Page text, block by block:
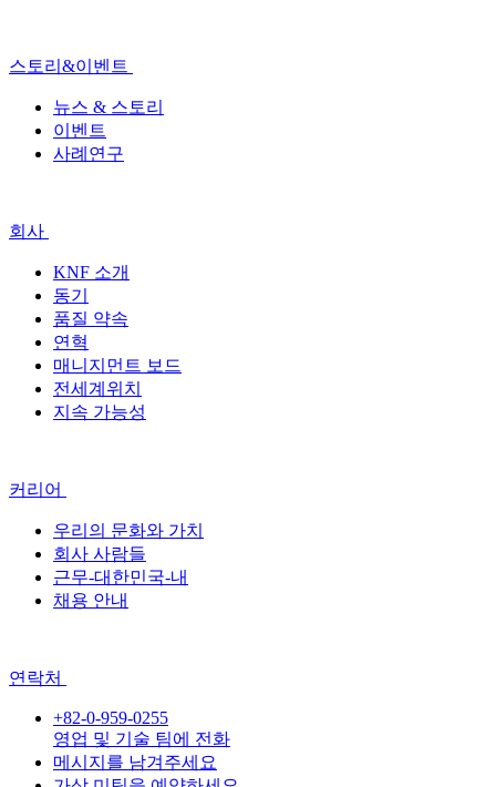
스토리&이벤트
뉴스 & 스토리
이벤트
사례연구
회사
KNF 소개
동기
품질 약속
연혁
매니지먼트 보드
전세계위치
지속 가능성
커리어
우리의 문화와 가치
회사 사람들
근무-대한민국-내
채용 안내
연락처
+82-0-959-0255
영업 및 기술 팀에 전화
메시지를 남겨주세요